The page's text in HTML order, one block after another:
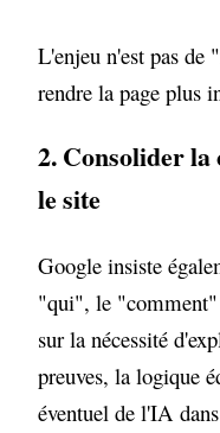
L'enjeu n'est pas de
rendre la page plus
2. Consolider la
le site
Google insiste
"qui", le
sur la nécessité
preuves, la logique
éventuel de l'IA